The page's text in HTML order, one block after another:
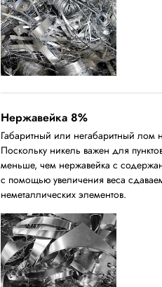
Нержавейка 8%
Габаритный или негабаритный
Поскольку никель важен для
меньше, чем нержавейка с
с помощью увеличения веса
неметаллических элементов.